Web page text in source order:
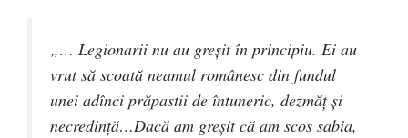
„… Legionarii nu au greşit în principiu. Ei au
vrut să scoată neamul românesc din fundul
unei adînci prăpastii de întuneric, dezmăţ şi
necredinţă…Dacă am greşit că am scos sabia,